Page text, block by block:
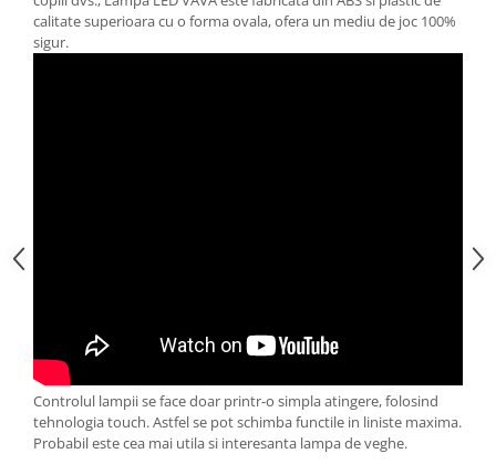
calitate superioara cu o forma ovala, ofera un mediu de joc 100%
sigur.
Controlul lampii se face doar printr-o simpla atingere, folosind
tehnologia touch. Astfel se pot schimba functile in liniste maxima.
Probabil este cea mai utila si interesanta lampa de veghe.